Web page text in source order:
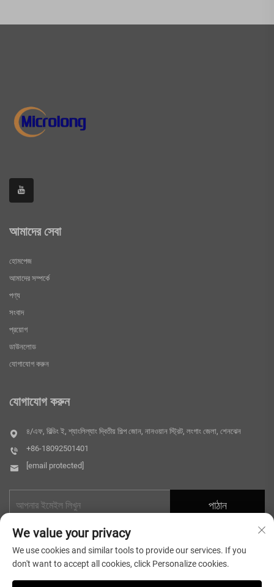
আমাদের সেবা
হোমপেজ
আমাদের সম্পর্কে
পণ্য
সংবাদ
প্রয়োগ
ডাউনলোড
যোগাযোগ করুন
যোগাযোগ করুন
৪/এফ, বিল্ডিং ই, শ্যাংলিল্যাং দ্বিতীয় শিল্প জোন, নানওয়ান স্ট্রিট, লংগাং জেলা, শেনঝেন
+86-18092501401
[email protected]
পাঠান
We value your privacy
We use cookies and similar tools to provide our services. If you
don't want to accept all cookies, click Personalize cookies.